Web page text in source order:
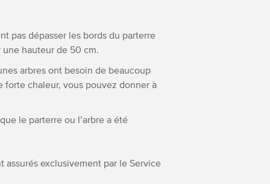
pas dépasser les bords du parterre
une hauteur de 50 cm.
arbres ont besoin de beaucoup
forte chaleur, vous pouvez donner à
le parterre ou l’arbre a été
assurés exclusivement par le Service